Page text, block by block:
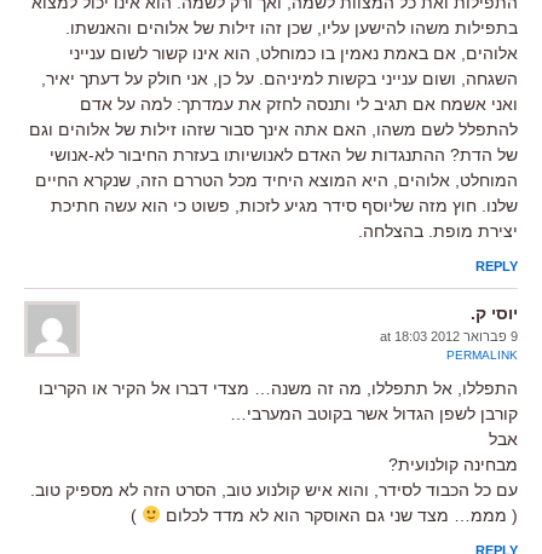
בתפילות משהו להישען עליו, שכן זהו זילות של אלוהים והאנשתו.
אלוהים, אם באמת נאמין בו כמוחלט, הוא אינו קשור לשום ענייני
השגחה, ושום ענייני בקשות למיניהם. על כן, אני חולק על דעתך יאיר,
ואני אשמח אם תגיב לי ותנסה לחזק את עמדתך: למה על אדם
להתפלל לשם משהו, האם אתה אינך סבור שזהו זילות של אלוהים וגם
של הדת? ההתנגדות של האדם לאנושיותו בעזרת החיבור לא-אנושי
המוחלט, אלוהים, היא המוצא היחיד מכל הטררם הזה, שנקרא החיים
שלנו. חוץ מזה שליוסף סידר מגיע לזכות, פשוט כי הוא עשה חתיכת
יצירת מופת. בהצלחה.
REPLY
יוסי ק.
9 פברואר 2012 at 18:03
PERMALINK
התפללו, אל תתפללו, מה זה משנה… מצדי דברו אל הקיר או הקריבו
קורבן לשפן הגדול אשר בקוטב המערבי…
אבל
מבחינה קולנועית?
עם כל הכבוד לסידר, והוא איש קולנוע טוב, הסרט הזה לא מספיק טוב.
( מממ… מצד שני גם האוסקר הוא לא מדד לכלום
)
REPLY